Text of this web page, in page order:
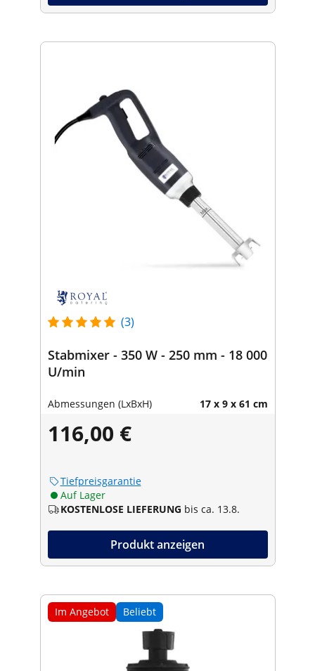
(3)
Stabmixer - 350 W - 250 mm - 18 000
U/min
Abmessungen (LxBxH) 17 x 9 x 61 cm
116,00 €
Tiefpreisgarantie
Auf Lager
KOSTENLOSE LIEFERUNG bis ca. 13.8.
Produkt anzeigen
Im Angebot Beliebt